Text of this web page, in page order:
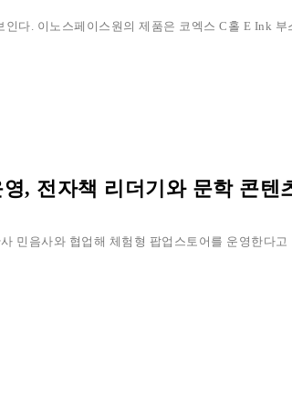
다. 이노스페이스원의 제품은 ​코엑스 C홀 E Ink 부
, 전자책 리더기와 문학 콘
민음사와 협업해 체험형 팝업스토어를 운영한